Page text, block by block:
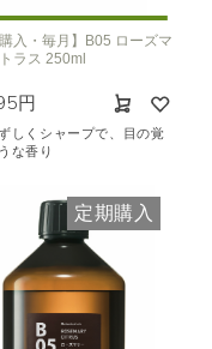
購入・毎月】B05 ローズマ
ラス 250ml
円
しくシャープで、目の覚
な香り
定期購入